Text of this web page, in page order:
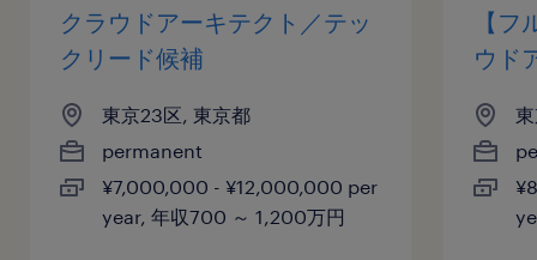
クラウドアーキテクト／テッ
クリード候補
東京23区, 東京都
permanent
¥7,000,000 - ¥12,000,000 per
year, 年収700 ～ 1,200万円
【
ウド